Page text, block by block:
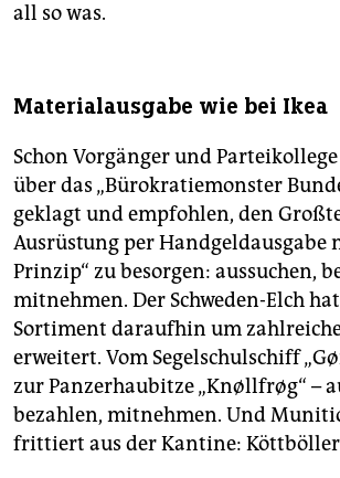
all so was.
Materialausgabe wie bei Ikea
Schon Vorgänger und
über das „Bürokratiemonster
geklagt und empfohlen, den
Ausrüstung per Handgeldausgabe
Prinzip“ zu besorgen: aussuchen,
mitnehmen. Der Schweden-Elch
Sortiment daraufhin um
erweitert. Vom Segelschulschiff
zur Panzerhaubitze „Knøllfrøg“ –
bezahlen, mitnehmen. Und
frittiert aus der Kantine: